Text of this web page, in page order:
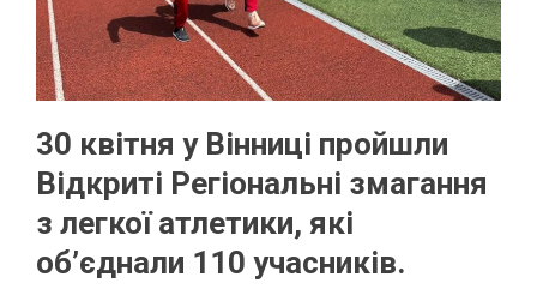
30 квітня у Вінниці пройшли
Відкриті Регіональні змагання
з легкої атлетики, які
об’єднали 110 учасників.